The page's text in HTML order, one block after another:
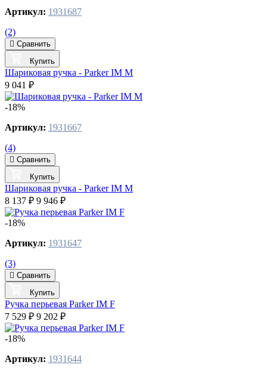
Артикул: 1931687
(2)
Сравнить
Купить
Шариковая ручка - Parker IM M
9 041 ₽
-18%
Артикул: 1931667
(4)
Сравнить
Купить
Шариковая ручка - Parker IM M
8 137 ₽ 9 946 ₽
-18%
Артикул: 1931647
(3)
Сравнить
Купить
Ручка перьевая Parker IM F
7 529 ₽ 9 202 ₽
-18%
Артикул: 1931644